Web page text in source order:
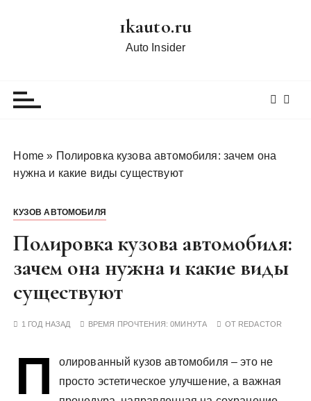
1kauto.ru
Auto Insider
Home » Полировка кузова автомобиля: зачем она
нужна и какие виды существуют
КУЗОВ АВТОМОБИЛЯ
Полировка кузова автомобиля:
зачем она нужна и какие виды
существуют
1 ГОД НАЗАД ВРЕМЯ ПРОЧТЕНИЯ:0МИНУТА ОТ REDACTOR
П
олированный кузов автомобиля – это не
просто эстетическое улучшение, а важная